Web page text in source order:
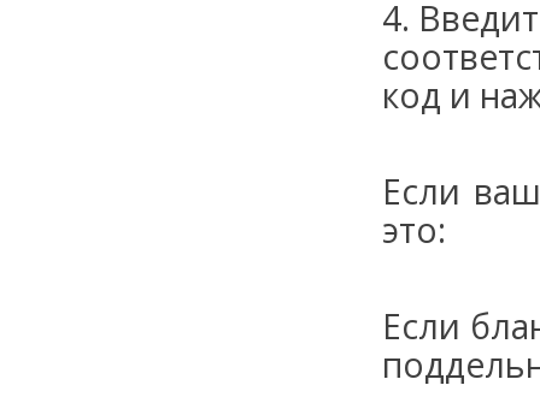
4.
код и
Если
это:
Если